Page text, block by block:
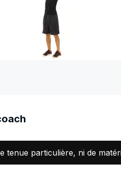
tenue particulière, ni de